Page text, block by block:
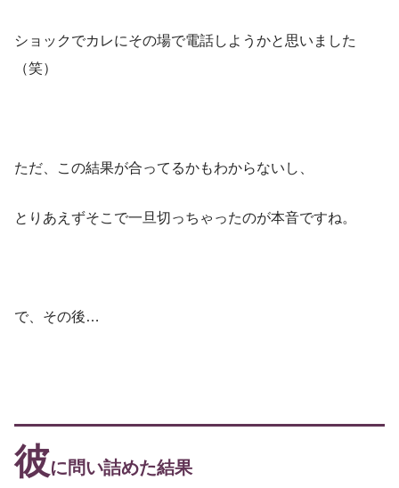
ショックでカレにその場で電話しようかと思いました
（笑）
ただ、この結果が合ってるかもわからないし、
とりあえずそこで一旦切っちゃったのが本音ですね。
で、その後…
彼に問い詰めた結果